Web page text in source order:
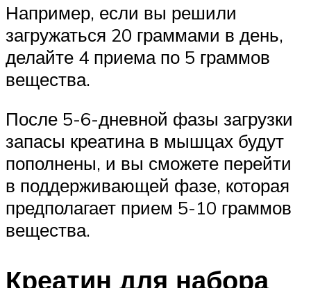
Например, если вы решили
загружаться 20 граммами в день,
делайте 4 приема по 5 граммов
вещества.
После 5-6-дневной фазы загрузки
запасы креатина в мышцах будут
пополнены, и вы сможете перейти
в поддерживающей фазе, которая
предполагает прием 5-10 граммов
вещества.
Креатин для набора